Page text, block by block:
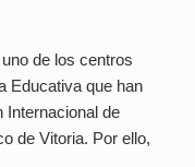
de los centros
Educativa que han
Internacional de
de Vitoria. Por ello,